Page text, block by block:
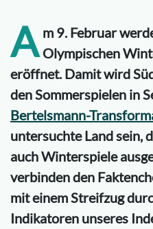
A m 9. Februar
Olympischen
eröffnet. Damit wird
den Sommerspielen in
Bertelsmann-
untersuchte Land sein,
auch Winterspiele
verbinden den
mit einem Streifzug
Indikatoren unseres